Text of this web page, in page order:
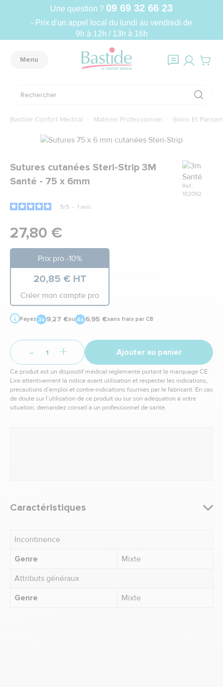
Une question ? 09 69 32 66 23
- Prix d'un appel local du lundi au vendredi de
9h à 12h / 13h à 16h
Menu
Bastide Confort Médical Matériel Professionnel Soins Et
Sutures cutanées Steri-Strip 3M
Santé - 75 x 6mm
Marque
Ref.:
182092
5/5 - 1 avis
27,80 €
Prix pro -10%
20,85 € HT
Créer mon compte pro
Payez 9,27 €ou 6,95 €sans frais par CB
- + Ajouter au panier
Ce produit est un dispositif médical réglementé portant le marquage CE.
Lire attentivement la notice avant utilisation et respecter les indications,
précautions d’emploi et contre-indications fournies par le fabricant. En cas
de doute sur l’utilisation de ce produit ou sur son adéquation à votre
situation, demandez conseil à un professionnel de santé.
Caractéristiques
Incontinence
Genre
Mixte
Attributs généraux
Genre
Mixte